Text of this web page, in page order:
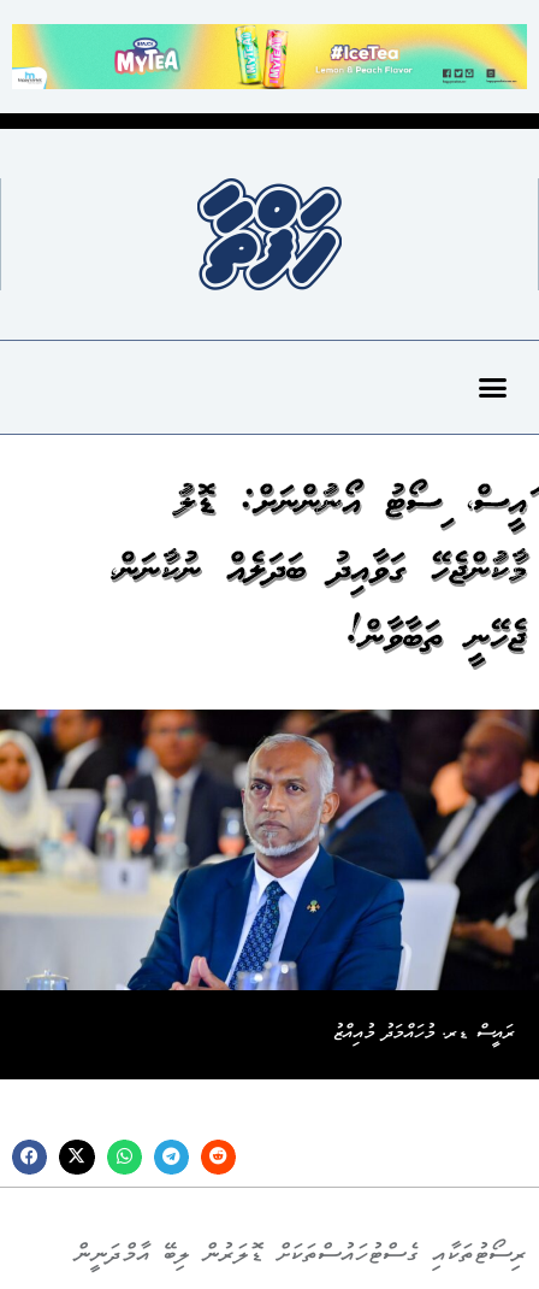
ރައީސް، ރިސޯޓު އޯނަރުންނަށް: ޑޮލަރު
މާރުކުރަންޖެހޭ ގަވާއިދު ބަދަލެއް ނުކުރާނަން،
ޖެހޭނީ ތަބާވާން!
ރައީސް ޑރ. މުހައްމަދު މުއިއްޒު
ރިސޯޓުތަކާއި ގެސްޓުހައުސްތަކަށް ޑޮލަރުން ލިބޭ އާމްދަނީން